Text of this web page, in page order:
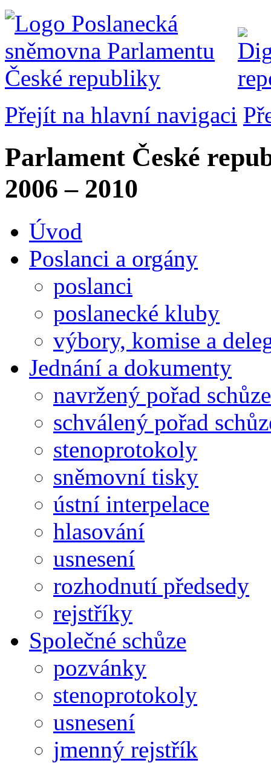
Přejít na hlavní navigaci
Parlament České
2006 – 2010
Úvod
Poslanci a orgány
poslanci
poslanecké kluby
výbory, komise a
Jednání a dokumenty
navržený pořad schůze
schválený pořad
stenoprotokoly
sněmovní tisky
ústní interpelace
hlasování
usnesení
rozhodnutí předsedy
rejstříky
Společné schůze
pozvánky
stenoprotokoly
usnesení
jmenný rejstřík